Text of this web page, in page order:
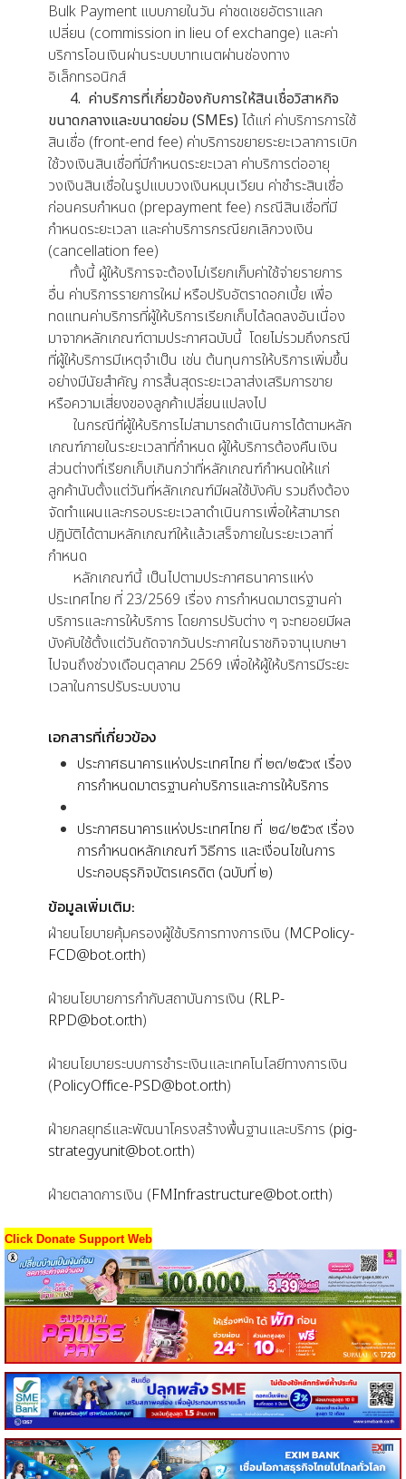
Bulk Payment แบบภายในวัน ค่าชดเชยอัตราแลก
เปลี่ยน (commission in lieu of exchange) และค่า
บริการโอนเงินผ่านระบบบาทเนตผ่านช่องทาง
อิเล็กทรอนิกส์
4. ค่าบริการที่เกี่ยวข้องกับการให้สินเชื่อวิสาหกิจ
ขนาดกลางและขนาดย่อม (SMEs) ได้แก่ ค่าบริการการใช้
สินเชื่อ (front-end fee) ค่าบริการขยายระยะเวลาการเบิก
ใช้วงเงินสินเชื่อที่มีกำหนดระยะเวลา ค่าบริการต่ออายุ
วงเงินสินเชื่อในรูปแบบวงเงินหมุนเวียน ค่าชำระสินเชื่อ
ก่อนครบกำหนด (prepayment fee) กรณีสินเชื่อที่มี
กำหนดระยะเวลา และค่าบริการกรณียกเลิกวงเงิน
(cancellation fee)
ทั้งนี้ ผู้ให้บริการจะต้องไม่เรียกเก็บค่าใช้จ่ายรายการ
อื่น ค่าบริการรายการใหม่ หรือปรับอัตราดอกเบี้ย เพื่อ
ทดแทนค่าบริการที่ผู้ให้บริการเรียกเก็บได้ลดลงอันเนื่อง
มาจากหลักเกณฑ์ตามประกาศฉบับนี้ โดยไม่รวมถึงกรณี
ที่ผู้ให้บริการมีเหตุจำเป็น เช่น ต้นทุนการให้บริการเพิ่มขึ้น
อย่างมีนัยสำคัญ การสิ้นสุดระยะเวลาส่งเสริมการขาย
หรือความเสี่ยงของลูกค้าเปลี่ยนแปลงไป
ในกรณีที่ผู้ให้บริการไม่สามารถดำเนินการได้ตามหลัก
เกณฑ์ภายในระยะเวลาที่กำหนด ผู้ให้บริการต้องคืนเงิน
ส่วนต่างที่เรียกเก็บเกินกว่าที่หลักเกณฑ์กำหนดให้แก่
ลูกค้านับตั้งแต่วันที่หลักเกณฑ์มีผลใช้บังคับ รวมถึงต้อง
จัดทำแผนและกรอบระยะเวลาดำเนินการเพื่อให้สามารถ
ปฏิบัติได้ตามหลักเกณฑ์ให้แล้วเสร็จภายในระยะเวลาที่
กำหนด
หลักเกณฑ์นี้ เป็นไปตามประกาศธนาคารแห่ง
ประเทศไทย ที่ 23/2569 เรื่อง การกำหนดมาตรฐานค่า
บริการและการให้บริการ โดยการปรับต่าง ๆ จะทยอยมีผล
บังคับใช้ตั้งแต่วันถัดจากวันประกาศในราชกิจจานุเบกษา
ไปจนถึงช่วงเดือนตุลาคม 2569 เพื่อให้ผู้ให้บริการมีระยะ
เวลาในการปรับระบบงาน
เอกสารที่เกี่ยวข้อง
ประกาศธนาคารแห่งประเทศไทย ที่ ๒๓/๒๕๖๙ เรื่อง
การกำหนดมาตรฐานค่าบริการและการให้บริการ
ประกาศธนาคารแห่งประเทศไทย ที่ ๒๔/๒๕๖๙ เรื่อง
การกำหนดหลักเกณฑ์ วิธีการ และเงื่อนไขในการ
ประกอบธุรกิจบัตรเครดิต (ฉบับที่ ๒)
ข้อมูลเพิ่มเติม:
ฝ่ายนโยบายคุ้มครองผู้ใช้บริการทางการเงิน (MCPolicy-
FCD@bot.or.th)
ฝ่ายนโยบายการกำกับสถาบันการเงิน (RLP-
RPD@bot.or.th)
ฝ่ายนโยบายระบบการชำระเงินและเทคโนโลยีทางการเงิน
(PolicyOffice-PSD@bot.or.th)
ฝ่ายกลยุทธ์และพัฒนาโครงสร้างพื้นฐานและบริการ (pig-
strategyunit@bot.or.th)
ฝ่ายตลาดการเงิน (FMInfrastructure@bot.or.th)
Click Donate Support Web